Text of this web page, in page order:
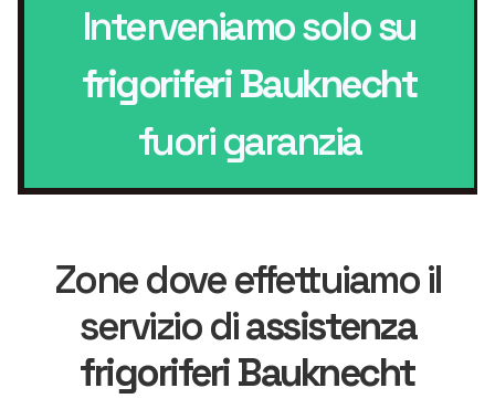
Interveniamo solo su
frigoriferi Bauknecht
fuori garanzia
Zone dove effettuiamo il
servizio diassistenza
frigoriferi Bauknecht